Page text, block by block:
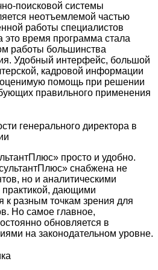
поисковой системы
неотъемлемой частью
работы специалистов
это время программа стала
работы большинства
Удобный интерфейс, большой
кадровой информации
помощь при решении
правильного применения
генерального директора в
просто и удобно.
снабжена не
но и аналитическими
дающими
к разным точкам зрения для
Но самое главное,
обновляется в
на законодательном уровне.